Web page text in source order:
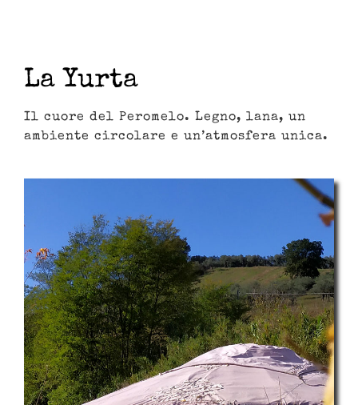
La Yurta
Il cuore del Peromelo. Legno, lana, un
ambiente circolare e un’atmosfera unica.